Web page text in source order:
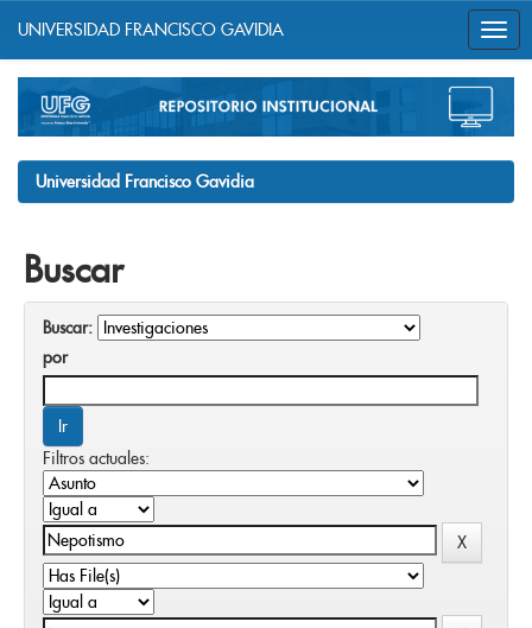
navigation
UNIVERSIDAD FRANCISCO GAVIDIA
Universidad Francisco Gavidia
Buscar
Buscar:
por
Filtros actuales: